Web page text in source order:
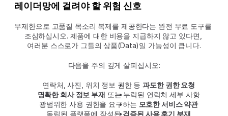
레이더망에 걸려야 할 위험 신호
무제한으로 고품질 목소리 복제를 제공한다는 완전 무료 도구를
조심하십시오. 제품에 대한 비용을 지급하지 않고 있다면,
여러분 스스로가 그들의 상품(Data)일 가능성이 큽니다.
다음을 주의 깊게 살피십시오:
연락처, 사진, 위치 정보 권한 등 과도한 권한 요청
명확한 회사 정보 부재 또는 누락된 연락처 세부 사항
광범위한 사용 권한을 요구하는 모호한 서비스 약관
독립된 플랫폼에 작성된 검증된 사용 후기 부재